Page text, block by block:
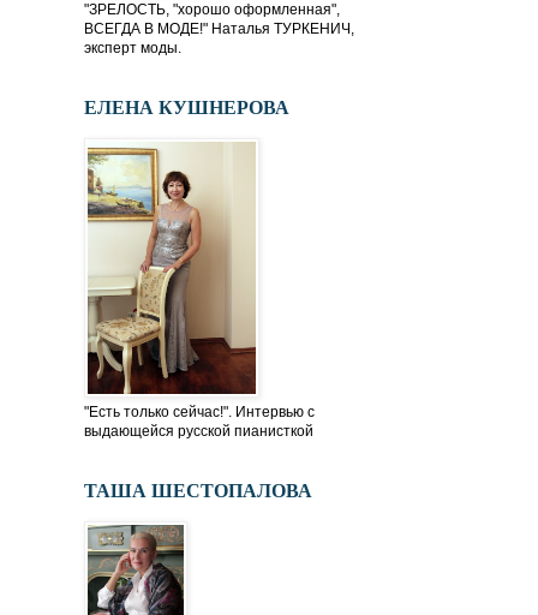
"ЗРЕЛОСТЬ, "хорошо оформленная",
ВСЕГДА В МОДЕ!" Наталья ТУРКЕНИЧ,
эксперт моды.
ЕЛЕНА КУШНЕРОВА
"Есть только сейчас!". Интервью с
выдающейся русской пианисткой
ТАША ШЕСТОПАЛОВА